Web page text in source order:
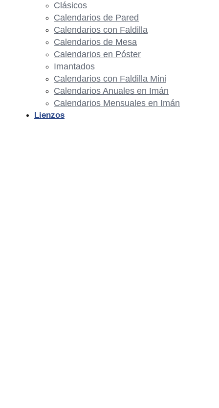
Clásicos
Calendarios de Pared
Calendarios con Faldilla
Calendarios de Mesa
Calendarios en Póster
Imantados
Calendarios con Faldilla Mini
Calendarios Anuales en Imán
Calendarios Mensuales en Imán
Lienzos